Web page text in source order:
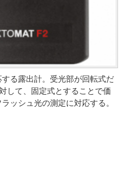
る露出計。受光部が回転式だ
して、固定式とすることで価
ッシュ光の測定に対応する。